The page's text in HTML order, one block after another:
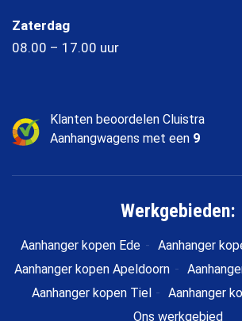
Zaterdag
08.00 – 17.00 uur
Klanten beoordelen Cluistra
Aanhangwagens met een 9
Werkgebieden:
Aanhanger kopen Ede
Aanhanger
Aanhanger kopen Apeldoorn
Aanhanger kopen Tiel
Aanhanger
Ons werkgebied